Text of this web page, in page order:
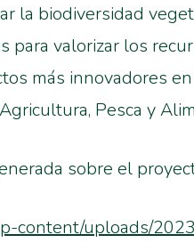
la biodiversidad
valorizar los
más innovadores
Pesca y
sobre el
content/uploads/